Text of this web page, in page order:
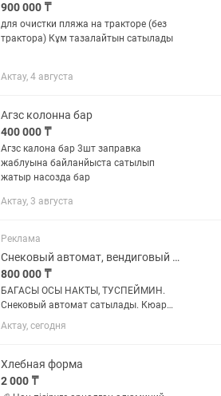
900 000 ₸
для очистки пляжа на тракторе (без
трактора) Кұм тазалайтын сатылады
Актау, 4 августа
Агзс колонна бар
400 000 ₸
Агзс калона бар 3шт заправка
жаблуына байланйыста сатылып
жатыр насозда бар
Актау, 3 августа
Реклама
Снековый автомат, вендиговый аппарат
800 000 ₸
БАГАСЫ ОСЫ НАКТЫ, ТУСПЕЙМИН.
Снековый автомат сатылады. Кюар
мен жасайды багасы келисимди ,
обменге не усыналасыз
усынбаймыз. ОКОНЧАТЕЛЬНАЯ ЦЕНА.
Продаю снековый автомат...
Актау, сегодня
Хлебная форма
2 000 ₸